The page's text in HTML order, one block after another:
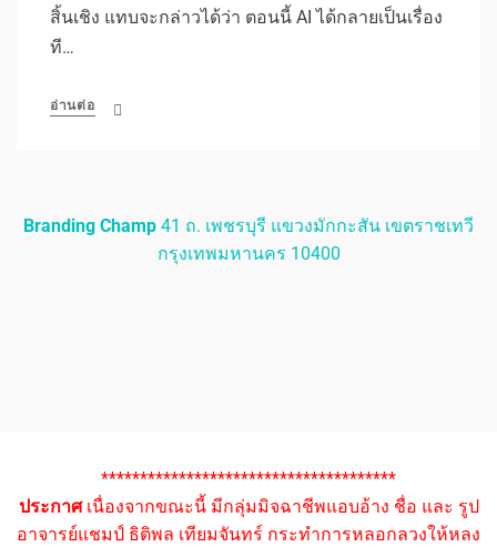
สิ้นเชิง แทบจะกล่าวได้ว่า ตอนนี้ AI ได้กลายเป็นเรื่อง
ที…
อ่านต่อ
Branding Champ 41 ถ. เพชรบุรี แขวงมักกะสัน เขตราชเทวี
กรุงเทพมหานคร 10400
**************************************
ประกาศเนื่องจากขณะนี้ มีกลุ่มมิจฉาชีพแอบอ้าง ชื่อ และ รูป
อาจารย์แชมป์ ธิติพล เทียมจันทร์ กระทำการหลอกลวงให้หลง